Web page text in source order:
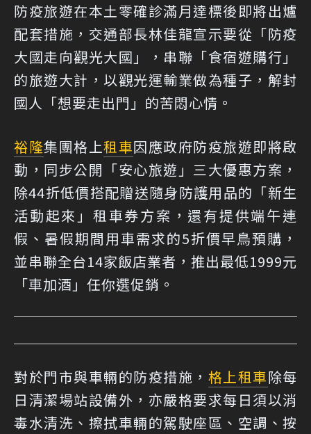
防疫旅遊在本土零確診滿月達標後即將出爐
配套措施，交通部長林佳龍宣示要從「防疫
大國走向觀光大國」，串聯「食宿遊購行」
的旅遊大計，以觀光運輸業做為種子，解封
國人「想要走出門」的苦悶心情。
裕隆集團格上租車因應政府防疫旅遊即將啟
動，同步公開「安心旅遊」三大優惠方案，
除44折低價搭配贈送隨身防護用品的「新生
活動起來」租車券方案，還有提供端午連
假、暑假期間用車需求的5折價早鳥預購，
並串聯全台14家飯店業者，推出最低1999元
「車加酒」任你選促銷。
對於門市與車輛的防疫措施， 格上租車除每
日清潔場站設備外，亦嚴格要求每日須以消
毒水清洗、擦拭車輛的駕駛座區、空調、按